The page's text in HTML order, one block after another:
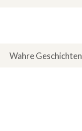
Wahre Geschichten